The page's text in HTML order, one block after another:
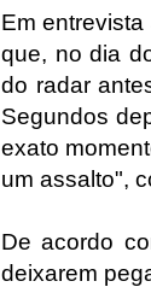
Em
que, no dia
do radar
Segundos
exato
um assalto",
De acordo
deixarem